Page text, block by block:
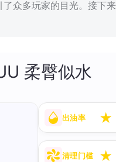
众多玩家的目光。接下
柔臀似水
出油率 ★
清理门槛 ★